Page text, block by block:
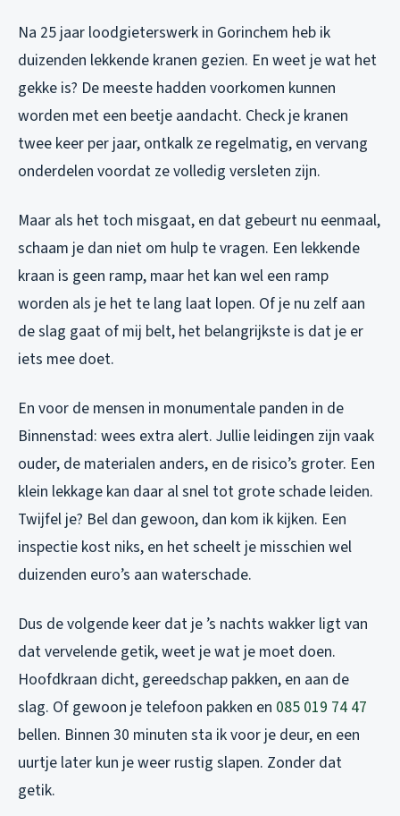
Na 25 jaar loodgieterswerk in Gorinchem heb ik
duizenden lekkende kranen gezien. En weet je wat het
gekke is? De meeste hadden voorkomen kunnen
worden met een beetje aandacht. Check je kranen
twee keer per jaar, ontkalk ze regelmatig, en vervang
onderdelen voordat ze volledig versleten zijn.
Maar als het toch misgaat, en dat gebeurt nu eenmaal,
schaam je dan niet om hulp te vragen. Een lekkende
kraan is geen ramp, maar het kan wel een ramp
worden als je het te lang laat lopen. Of je nu zelf aan
de slag gaat of mij belt, het belangrijkste is dat je er
iets mee doet.
En voor de mensen in monumentale panden in de
Binnenstad: wees extra alert. Jullie leidingen zijn vaak
ouder, de materialen anders, en de risico’s groter. Een
klein lekkage kan daar al snel tot grote schade leiden.
Twijfel je? Bel dan gewoon, dan kom ik kijken. Een
inspectie kost niks, en het scheelt je misschien wel
duizenden euro’s aan waterschade.
Dus de volgende keer dat je ’s nachts wakker ligt van
dat vervelende getik, weet je wat je moet doen.
Hoofdkraan dicht, gereedschap pakken, en aan de
slag. Of gewoon je telefoon pakken en 085 019 74 47
bellen. Binnen 30 minuten sta ik voor je deur, en een
uurtje later kun je weer rustig slapen. Zonder dat
getik.